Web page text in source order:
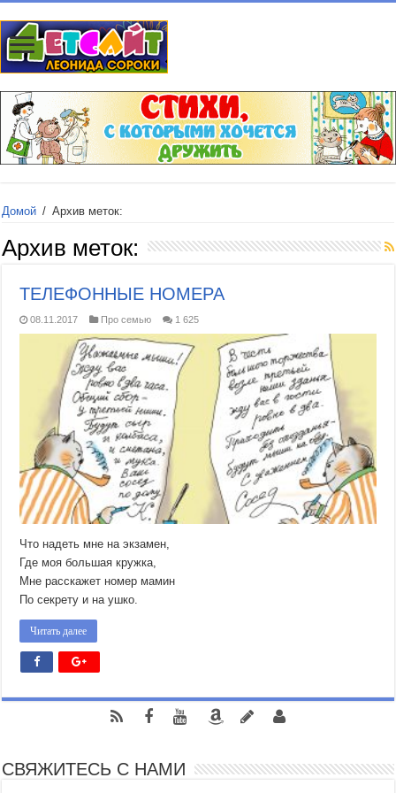
Домой / Архив меток:
Архив меток:
ТЕЛЕФОННЫЕ НОМЕРА
08.11.2017 Про семью 1 625
Что надеть мне на экзамен,
Где моя большая кружка,
Мне расскажет номер мамин
По секрету и на ушко.
Читать далее
СВЯЖИТЕСЬ С НАМИ